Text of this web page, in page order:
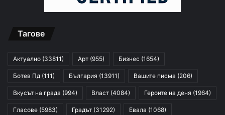
Тагове
Актуално (33811) Арт (955) Бизнес (1654)
Ботев Пд (111) България (13911) Вашите писма (206)
Вкусът на града (994) Власт (4084) Героите на деня (1964)
Гласове (5983) Градът (31292) Евала (1068)